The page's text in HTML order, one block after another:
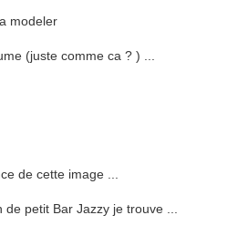
modeler
(juste comme ca ? ) ...
de cette image ...
petit Bar Jazzy je trouve ...